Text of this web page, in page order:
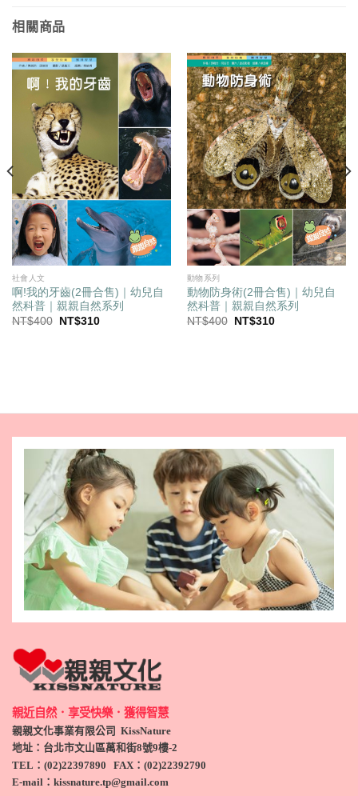
相關商品
社會人文
啊!我的牙齒(2冊合售)｜幼兒自
然科普｜親親自然系列
NT$400
原
NT$310目
動物系列
動物防身術(2冊合售)｜幼兒自
然科普｜親親自然系列
NT$400
原
NT$310目
親近自然．享受快樂．獲得智慧
親親文化事業有限公司 KissNature
地址：台北市文山區萬和街8號9樓-2
TEL ：(02)22397890 FAX：(02)22392790
E-mail：kissnature.tp@gmail.com